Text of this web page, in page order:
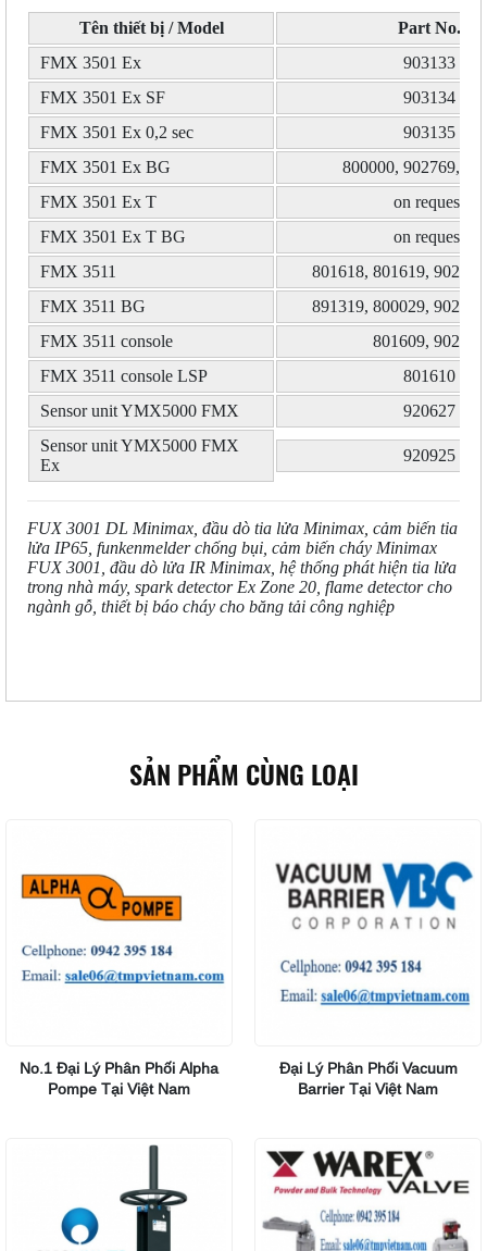
Tên thiết bị / Model
Part No.
FMX 3501 Ex
903133
FMX 3501 Ex SF
903134
FMX 3501 Ex 0,2 sec
903135
FMX 3501 Ex BG
800000, 902769,
FMX 3501 Ex T
on request
FMX 3501 Ex T BG
on request
FMX 3511
801618, 801619,
FMX 3511 BG
891319, 800029,
FMX 3511 console
801609, 902534
FMX 3511 console LSP
801610
Sensor unit YMX5000 FMX
920627
Sensor unit YMX5000 FMX
Ex
920925
FUX 3001 DL Minimax, đầu dò tia lửa Minimax, cảm biến tia
lửa IP65, funkenmelder chống bụi, cảm biến cháy Minimax
FUX 3001, đầu dò lửa IR Minimax, hệ thống phát hiện tia lửa
trong nhà máy, spark detector Ex Zone 20, flame detector cho
ngành gỗ, thiết bị báo cháy cho băng tải công nghiệp
SẢN PHẨM CÙNG LOẠI
No.1 Đại Lý Phân Phối Alpha
Pompe Tại Việt Nam
Đại Lý Phân Phối Vacuum
Barrier Tại Việt Nam